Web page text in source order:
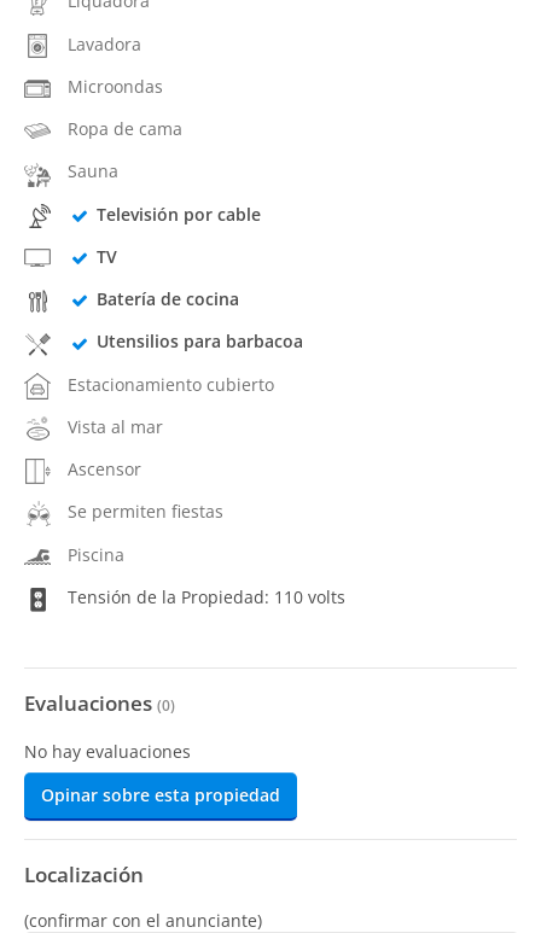
Lavadora
Microondas
Ropa de cama
Sauna
Televisión por cable
TV
Batería de cocina
Utensilios para barbacoa
Estacionamiento cubierto
Vista al mar
Ascensor
Se permiten fiestas
Piscina
Tensión de la Propiedad: 110 volts
Evaluaciones (0)
No hay evaluaciones
Opinar sobre esta propiedad
Localización
(confirmar con el anunciante)